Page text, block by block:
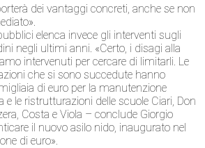
dei vantaggi concreti, anche se non
elenca invece gli interventi sugli
negli ultimi anni. «Certo, i disagi alla
intervenuti per cercare di limitarli. Le
che si sono succedute hanno
di euro per la manutenzione
e le ristrutturazioni delle scuole Ciari, Don
Costa e Viola – conclude Giorgio
il nuovo asilo nido, inaugurato nel
di euro».